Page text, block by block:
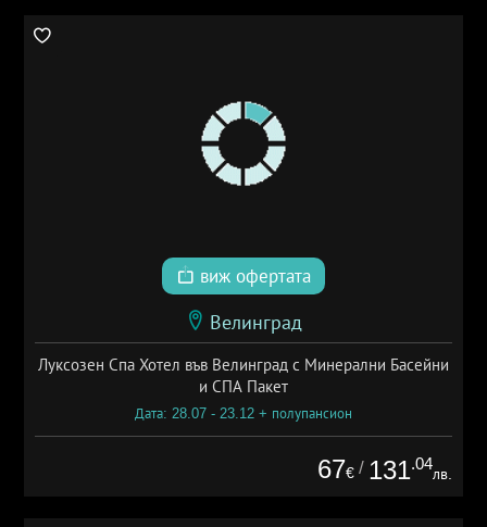
виж офертата
Велинград
Луксозен Спа Хотел във Велинград с Минерални Басейни
и СПА Пакет
Дата: 28.07 - 23.12 + полупансион
67€ / 131.04
лв.